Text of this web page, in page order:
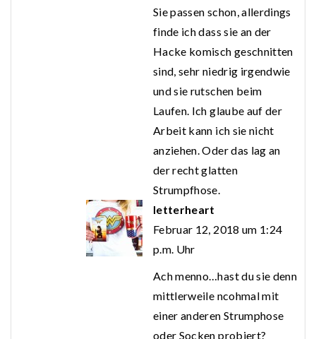
Sie passen schon, allerdings
finde ich dass sie an der
Hacke komisch geschnitten
sind, sehr niedrig irgendwie
und sie rutschen beim
Laufen. Ich glaube auf der
Arbeit kann ich sie nicht
anziehen. Oder das lag an
der recht glatten
Strumpfhose.
letterheart
Februar 12, 2018 um 1:24
p.m. Uhr
Ach menno…hast du sie denn
mittlerweile ncohmal mit
einer anderen Strumphose
oder Socken probiert?